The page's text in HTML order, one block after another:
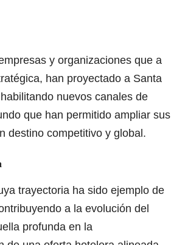
y organizaciones que a
han proyectado a Santa
nuevos canales de
que han permitido ampliar sus
destino competitivo y global.
trayectoria ha sido ejemplo de
a la evolución del
profunda en la